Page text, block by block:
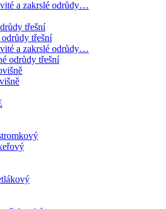
a zakrslé odrůdy…
třešní
třešní
a zakrslé odrůdy…
odrůdy třešní